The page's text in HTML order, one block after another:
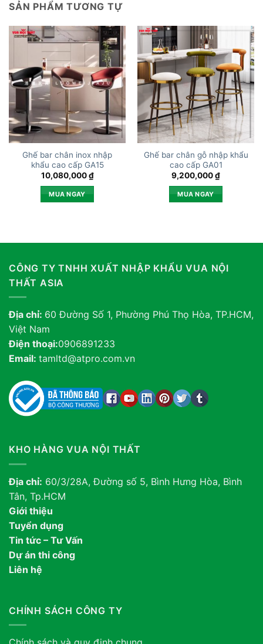
SẢN PHẨM TƯƠNG TỰ
Ghế bar chân inox nhập
khẩu cao cấp GA15
10,080,000₫
MUA NGAY
Ghế bar chân gỗ nhập khẩu
cao cấp GA01
9,200,000₫
MUA NGAY
CÔNG TY TNHH XUẤT NHẬP KHẨU VUA NỘI
THẤT ASIA
Địa chỉ: 60 Đường Số 1, Phường Phú Thọ Hòa, TP.HCM,
Việt Nam
Điện thoại:0906891233
Email: tamltd@atpro.com.vn
KHO HÀNG VUA NỘI THẤT
Địa chỉ: 60/3/28A, Đường số 5, Bình Hưng Hòa, Bình
Tân, Tp.HCM
Giới thiệu
Tuyển dụng
Tin tức – Tư Vấn
Dự án thi công
Liên hệ
CHÍNH SÁCH CÔNG TY